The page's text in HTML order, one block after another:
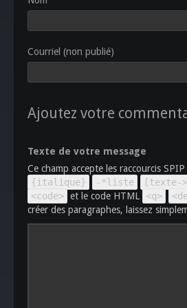
Courriel (non publié)
Ajoutez votre
Texte de votre message
Ce champ accepte les raccourcis SPIP
{italique}
-*liste [texte-
<code> et le code HTML <q>
créer des paragraphes, laissez